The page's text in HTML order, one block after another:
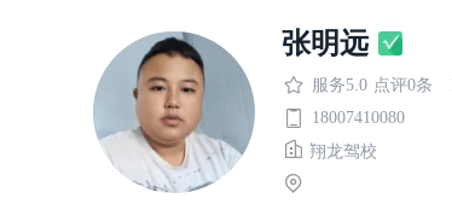
张明远
服务5.0 点评0条
18007410080
翔龙驾校